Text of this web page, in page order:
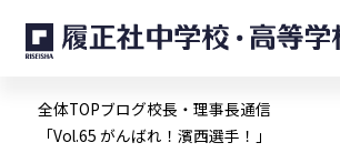
全体TOPブログ校長・理事長通信
「Vol.65 がんばれ！濱西選手！」